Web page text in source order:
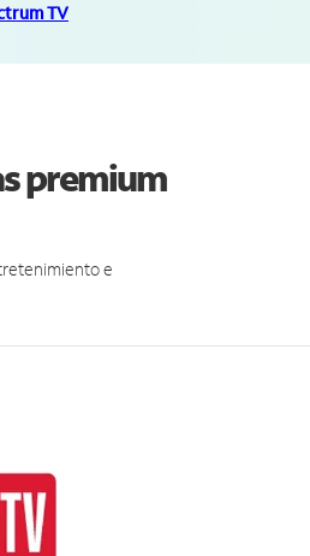
TV
premium
e